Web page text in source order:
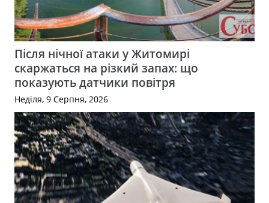
Після нічної атаки у Житомирі
скаржаться на різкий запах: що
показують датчики повітря
Неділя, 9 Серпня, 2026